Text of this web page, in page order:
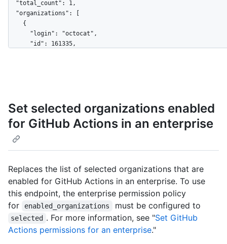
      "issues_url": "https://HOSTNAME/orgs/octo-org/issues",
      "members_url": "https://HOSTNAME/orgs/octo-org/members{/member}",
      "public_members_url": "https://HOSTNAME/orgs/octo-
org/public_members{/member}",
      "avatar_url": "https://github.com/images/error/octocat_happy.gif",
    }
}
Set selected organizations enabled
for GitHub Actions in an enterprise
Replaces the list of selected organizations that are
enabled for GitHub Actions in an enterprise. To use
this endpoint, the enterprise permission policy
for
enabled_organizations must be configured to
selected . For more information, see "Set GitHub
Actions permissions for an enterprise."